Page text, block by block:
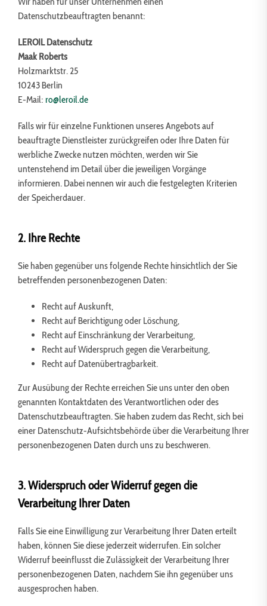
Datenschutzbeauftragten benannt:
LEROIL Datenschutz
Maak Roberts
Holzmarktstr. 25
10243 Berlin
E-Mail: ro@leroil.de
Falls wir für einzelne Funktionen unseres Angebots auf
beauftragte Dienstleister zurückgreifen oder Ihre Daten für
werbliche Zwecke nutzen möchten, werden wir Sie
untenstehend im Detail über die jeweiligen Vorgänge
informieren. Dabei nennen wir auch die festgelegten Kriterien
der Speicherdauer.
2. Ihre Rechte
Sie haben gegenüber uns folgende Rechte hinsichtlich der Sie
betreffenden personenbezogenen Daten:
Recht auf Auskunft,
Recht auf Berichtigung oder Löschung,
Recht auf Einschränkung der Verarbeitung,
Recht auf Widerspruch gegen die Verarbeitung,
Recht auf Datenübertragbarkeit.
Zur Ausübung der Rechte erreichen Sie uns unter den oben
genannten Kontaktdaten des Verantwortlichen oder des
Datenschutzbeauftragten. Sie haben zudem das Recht, sich bei
einer Datenschutz-Aufsichtsbehörde über die Verarbeitung Ihrer
personenbezogenen Daten durch uns zu beschweren.
3. Widerspruch oder Widerruf gegen die
Verarbeitung Ihrer Daten
Falls Sie eine Einwilligung zur Verarbeitung Ihrer Daten erteilt
haben, können Sie diese jederzeit widerrufen. Ein solcher
Widerruf beeinflusst die Zulässigkeit der Verarbeitung Ihrer
personenbezogenen Daten, nachdem Sie ihn gegenüber uns
ausgesprochen haben.